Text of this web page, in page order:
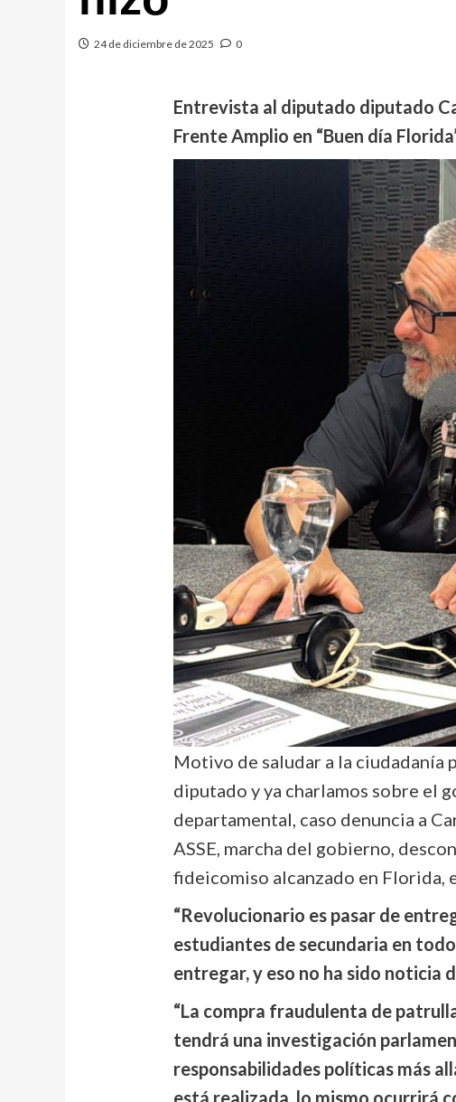
24 de diciembre de 2025 0
Entrevista al diputado diputado
Frente Amplio en “Buen día
Motivo de saludar a la ciudadanía
diputado y ya charlamos sobre el
departamental, caso denuncia a
ASSE, marcha del gobierno,
fideicomiso alcanzado en Florida,
“Revolucionario es pasar de
estudiantes de secundaria en
entregar, y eso no ha sido noticia
“La compra fraudulenta de
tendrá una investigación
responsabilidades políticas más
está realizada, lo mismo ocurrirá